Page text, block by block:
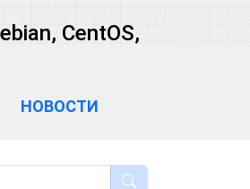
CentOS,
НОВОСТИ